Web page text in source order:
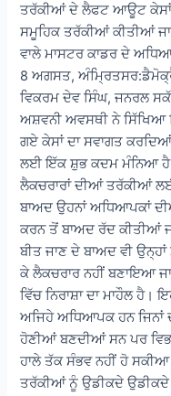
ਤਰੱਕੀਆਂ ਦੇ ਲੈਫਟ ਆਊਟ ਕੇਸਾਂ
ਸਮੂਹਿਕ ਤਰੱਕੀਆਂ ਕੀਤੀਆਂ
ਵਾਲੇ ਮਾਸਟਰ ਕਾਡਰ ਦੇ
8 ਅਗਸਤ,
ਵਿਕਰਮ ਦੇਵ ਸਿੰਘ, ਜਨਰਲ
ਅਸ਼ਵਨੀ ਅਵਸਥੀ ਨੇ
ਗਏ ਕੇਸਾਂ ਦਾ ਸਵਾਗਤ
ਲਈ ਇੱਕ ਸ਼ੁਭ ਕਦਮ ਮੰਨਿਆ
ਲੈਕਚਰਾਰਾਂ ਦੀਆਂ ਤਰੱਕੀਆਂ
ਬਾਅਦ ਉਹਨਾਂ ਅਧਿਆਪਕਾਂ
ਕਰਨ ਤੋਂ ਬਾਅਦ ਰੱਦ ਕੀਤੀਆਂ
ਬੀਤ ਜਾਣ ਦੇ ਬਾਅਦ ਵੀ
ਕੇ ਲੈਕਚਰਾਰ ਨਹੀਂ ਬਣਾਇਆ
ਵਿੱਚ ਨਿਰਾਸ਼ਾ ਦਾ ਮਾਹੌਲ ਹੈ।
ਅਜਿਹੇ ਅਧਿਆਪਕ ਹਨ ਜਿਨਾਂ
ਹੋਣੀਆਂ ਬਣਦੀਆਂ ਸਨ ਪਰ
ਹਾਲੇ ਤੱਕ ਸੰਭਵ ਨਹੀਂ ਹੋ
ਤਰੱਕੀਆਂ ਨੂੰ ਉਡੀਕਦੇ ਉਡੀਕਦੇ